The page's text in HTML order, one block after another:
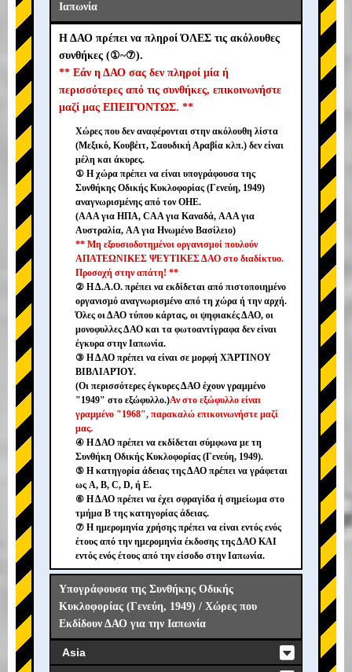
Ιαπωνία
Η ΔΑΟ πρέπει να πληροί ΌΛΕΣ τις ακόλουθες
συνθήκες (①~⑦).
** Εάν η ΔΑΟ σας δεν πληροί μία ή
περισσότερες από τις συνθήκες, επικοινωνήστε
μαζί μας ΕΠΕΙΓΌΝΤΩΣ. **
Χώρες που δεν αναφέρονται στην ακόλουθη λίστα
(Μεξικό, Κουβέιτ, Σαουδική Αραβία κλπ.) δεν είναι
μέλη και άκυρες.
① Η χώρα πρέπει να είναι υπογράφουσα της
Συνθήκης Οδικής Κυκλοφορίας (Γενεύη, 1949)
αναγνωρισμένης από τον ΟΗΕ.
(AAA για ΗΠΑ, CAA για Καναδά, AAA για
Αυστραλία, AA για Ηνωμένο Βασίλειο)
** Μη εξουσιοδοτημένοι οργανισμοί πουλούν
ΑΠΑΤΕΩΝΙΚΕΣ ΨΕΥΤΙΚΕΣ ΔΑΟ στο διαδίκτυο.
Προσοχή στην απάτη! **
② Η Δ.Α.Ο. πρέπει να εκδίδεται από πιστοποιημένο
οργανισμό αναγνωρισμένο από τη χώρα ή την αρχή.
Όλες οι ΔΑΟ τύπου κάρτας, οι ψηφιακές ΔΑΟ, οι
μονοφυλλες ΔΑΟ και τα φωτοαντίγραφα δεν είναι
έγκυρα στην Ιαπωνία.
③ Η ΔΑΟ πρέπει να είναι σε μορφή ΧΆΡΤΙΝΟΥ
ΒΙΒΛΙΑΡΊΟΥ.
(Οι περισσότερες έγκυρες ΔΑΟ έχουν γραμμένο
"1949" στο εξώφυλλο.)Αν στο εξώφυλλο είναι
γραμμένο "1968", παρακαλώ επικοινωνήστε μαζί
μας.
④ Η ΔΑΟ πρέπει να εκδίδεται σύμφωνα με τη
Συνθήκη Οδικής Κυκλοφορίας (Γενεύη, 1949).
⑤ Η κατηγορία άδειας της ΔΑΟ πρέπει να γράφεται
ως A, B, C, D, ή E.
⑥ Η ΔΑΟ πρέπει να έχει σφραγίδα ή σημείωμα στο
τμήμα B της κατηγορίας άδειας.
⑦ Η ημερομηνία χρήσης πρέπει να είναι εντός ενός
έτους από την ημερομηνία έκδοσης της ΔΑΟ ΚΑΙ
εντός ενός έτους από την είσοδο στην Ιαπωνία.
Υπογράφουσα της Συνθήκης Οδικής
Κυκλοφορίας (Γενεύη, 1949) / Χώρες που
Εκδίδουν ΔΑΟ για την Ιαπωνία
Asia